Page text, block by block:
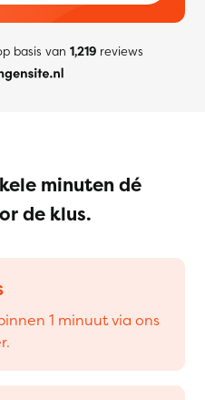
basis van 1,219reviews
minuten dé
de klus.
1 minuut via ons